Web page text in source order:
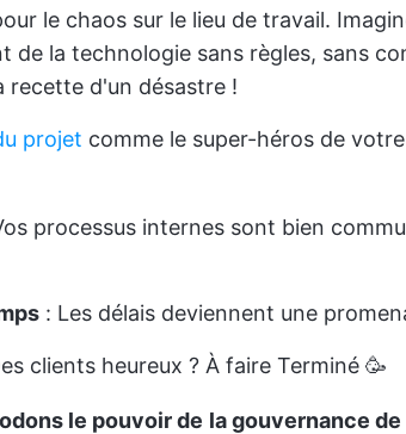
le chaos sur le lieu de travail.
de la technologie sans règles, sans
d'un désastre !
projet comme le super-héros de
processus internes sont bien
: Les délais deviennent une
clients heureux ? À faire Terminé 🥳
le pouvoir de la gouvernance